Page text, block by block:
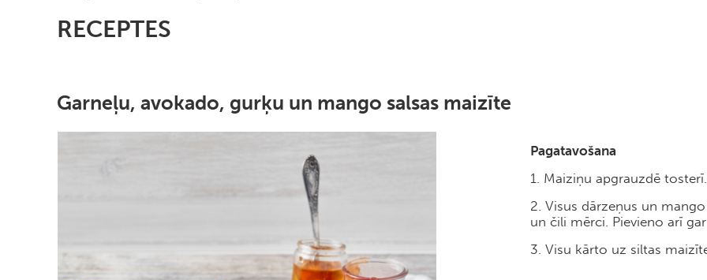
RECEPTES
Garneļu, avokado, gurķu un mango salsas maizīte
Pagatavošana
1. Maiziņu apgrauzdē tosterī.
2. Visus dārzeņus un
un čili mērci. Pievieno arī
3. Visu kārto uz siltas